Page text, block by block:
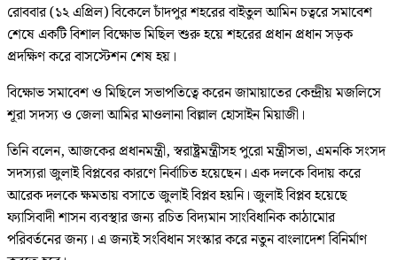
রোববার (১২ এপ্রিল) বিকেলে চাঁদপুর শহরের বাইতুল আমিন চত্বরে সমাবেশ
শেষে একটি বিশাল বিক্ষোভ মিছিল শুরু হয়ে শহরের প্রধান প্রধান সড়ক
প্রদক্ষিণ করে বাসস্টেশন শেষ হয়।
বিক্ষোভ সমাবেশ ও মিছিলে সভাপতিত্বে করেন জামায়াতের কেন্দ্রীয় মজলিসে
শূরা সদস্য ও জেলা আমির মাওলানা বিল্লাল হোসাইন মিয়াজী।
তিনি বলেন, আজকের প্রধানমন্ত্রী, স্বরাষ্ট্রমন্ত্রীসহ পুরো মন্ত্রীসভা, এমনকি সংসদ
সদস্যরা জুলাই বিপ্লবের কারণে নির্বাচিত হয়েছেন। এক দলকে বিদায় করে
আরেক দলকে ক্ষমতায় বসাতে জুলাই বিপ্লব হয়নি। জুলাই বিপ্লব হয়েছে
ফ্যাসিবাদী শাসন ব্যবস্থার জন্য রচিত বিদ্যমান সাংবিধানিক কাঠামোর
পরিবর্তনের জন্য। এ জন্যই সংবিধান সংস্কার করে নতুন বাংলাদেশ বিনির্মাণ